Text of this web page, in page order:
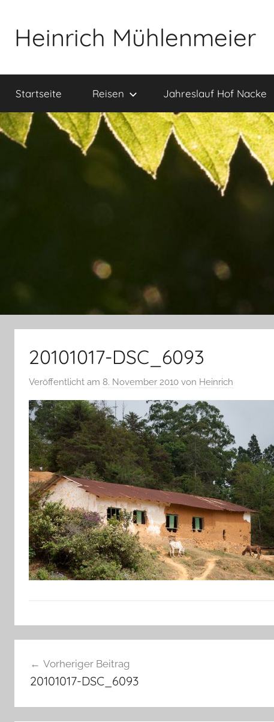
springen
Heinrich Mühlenmeier
zu
Glauben,
Fotografie,
…
Startseite Reisen Jahreslauf Hof Nacke
20101017-DSC_6093
Veröffentlicht am 8. November 2010 von Heinrich
Vorheriger Beitrag
20101017-DSC_6093